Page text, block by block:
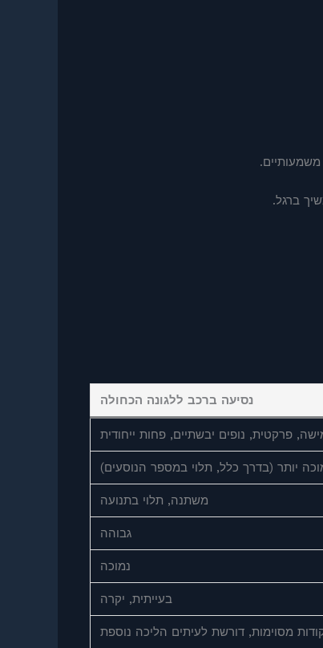
משמעותיים.
ברגל.
נסיעה ברכב ללגונה הכחולה
פרקטית, נופים יבשתיים, פחות ייחודית
יותר (בדרך כלל, תלוי במספר הנוסעים)
משתנה, תלוי בתנועה
גבוהה
נמוכה
בעייתית, יקרה
מסוימות, דורשת לעיתים הליכה נוספת